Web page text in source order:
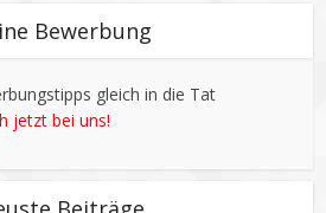
Bewerbung
gleich in die Tat
jetzt bei uns!